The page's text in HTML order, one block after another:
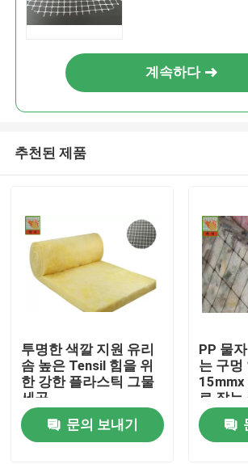
계속하다
추천된 제품
투명한 색깔 지원 유리
솜 높은 Tensil 힘을 위
한 강한 플라스틱 그물
세공
문의 보내기
PP 물
는 구멍
15mmx
로 잡
자 방석